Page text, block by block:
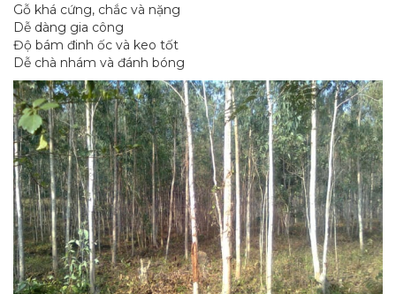
Gỗ khá cứng, chắc và nặng
Dễ dàng gia công
Độ bám đinh ốc và keo tốt
Dễ chà nhám và đánh bóng